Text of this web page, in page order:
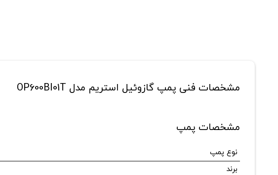
مشخصات فنی پمپ گازوئيل استریم مدل OP600BI01T
مشخصات پمپ
نوع پمپ
برند